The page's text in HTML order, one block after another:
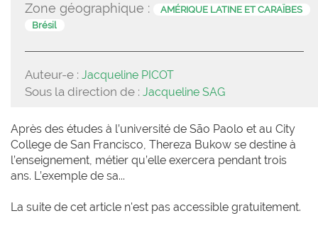
Zone géographique :
AMÉRIQUE LATINE ET CARAÏBES
Brésil
Auteur-e : Jacqueline PICOT
Sous la direction de : Jacqueline SAG
Après des études à l’université de São Paolo et au City
College de San Francisco, Thereza Bukow se destine à
l’enseignement, métier qu’elle exercera pendant trois
ans. L’exemple de sa...
La suite de cet article n'est pas accessible gratuitement.